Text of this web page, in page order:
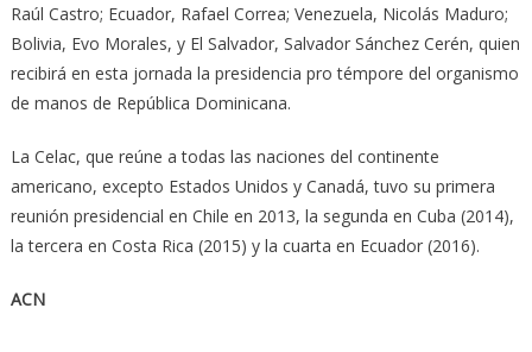
Raúl Castro; Ecuador, Rafael Correa; Venezuela, Nicolás Maduro;
Bolivia, Evo Morales, y El Salvador, Salvador Sánchez Cerén, quien
recibirá en esta jornada la presidencia pro témpore del organismo
de manos de República Dominicana.
La Celac, que reúne a todas las naciones del continente
americano, excepto Estados Unidos y Canadá, tuvo su primera
reunión presidencial en Chile en 2013, la segunda en Cuba (2014),
la tercera en Costa Rica (2015) y la cuarta en Ecuador (2016).
ACN